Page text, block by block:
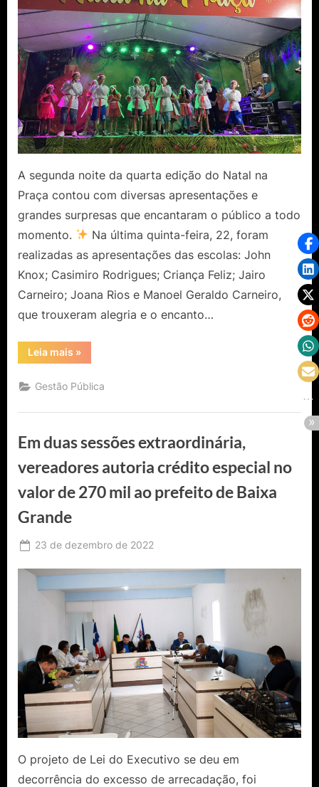
A segunda noite da quarta edição do Natal na
Praça contou com diversas apresentações e
grandes surpresas que encantaram o público a todo
momento.
Na última quinta-feira, 22, foram
realizadas as apresentações das escolas: John
Knox; Casimiro Rodrigues; Criança Feliz; Jairo
Carneiro; Joana Rios e Manoel Geraldo Carneiro,
que trouxeram alegria e o encanto…
Leia mais “2°
Noite
Natal
na
2022
do
Alto
–
»
Gestão Pública
Em duas sessões extraordinária,
vereadores autoria crédito especial no
valor de 270 mil ao prefeito de Baixa
Grande
Posted
23 de dezembro de 2022
O projeto de Lei do Executivo se deu em
decorrência do excesso de arrecadação, foi